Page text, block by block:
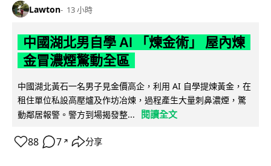
Lawton 13 小時
中國湖北男自學 AI 「煉金術」 屋內煉
金冒濃煙驚動全區
中國湖北黃石一名男子見金價高企，利用 AI 自學提煉黃金，在
租住單位私設高壓爐及作坊冶煉，過程產生大量刺鼻濃煙，驚
動鄰居報警。警方到場揭發整...
閱讀全文
88 7 ↗ 分享